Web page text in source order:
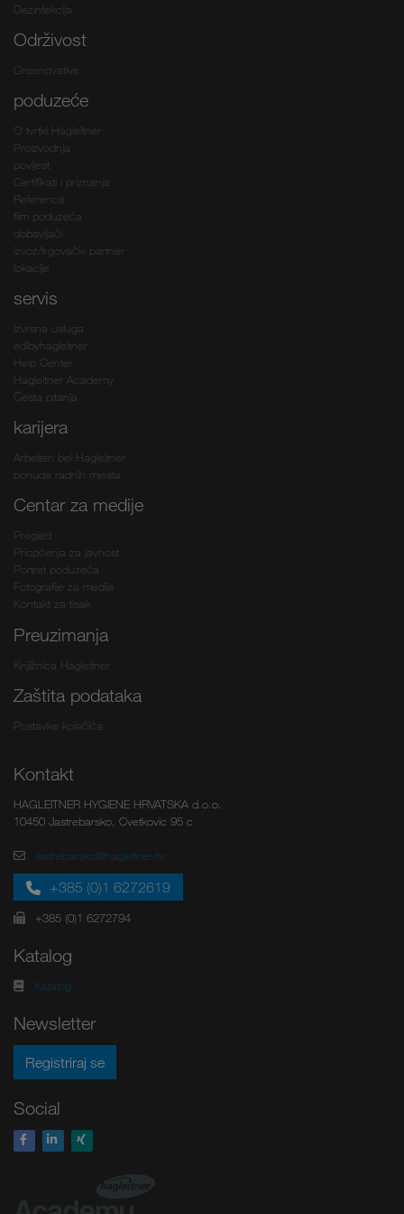
Dezinfekcija
Održivost
Greenovative
poduzeće
O tvrtki Hagleitner
Proizvodnja
povijest
Certifikati i priznanja
Reference
film poduzeća
dobavljači
izvoz/trgovački partner
lokacije
servis
Izvrsna usluga
edibyhagleitner
Help Center
Hagleitner Academy
Česta pitanja
karijera
Arbeiten bei Hagleitner
ponuda radnih mjesta
Centar za medije
Pregled
Priopćenja za javnost
Portret poduzeća
Fotografije za medije
Kontakt za tisak
Preuzimanja
Knjižnica Hagleitner
Zaštita podataka
Postavke kolačića
Kontakt
HAGLEITNER HYGIENE HRVATSKA d.o.o.
10450 Jastrebarsko, Cvetkovic 95 c
jastrebarsko@hagleitner.hr
+385 (0)1 6272619
+385 (0)1 6272794
Katalog
Katalog
Newsletter
Registriraj se
Social